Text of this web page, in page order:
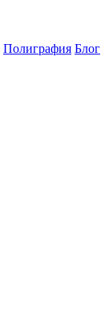
Полиграфия Блог